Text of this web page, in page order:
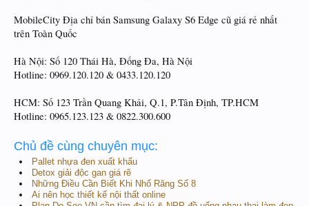
MobileCity Địa chỉ bán Samsung Galaxy S6 Edge cũ giá rẻ nhất
trên Toàn Quốc
Hà Nội: Số 120 Thái Hà, Đống Đa, Hà Nội
Hotline: 0969.120.120 & 0433.120.120
HCM: Số 123 Trần Quang Khải, Q.1, P.Tân Định, TP.HCM
Hotline: 0965.123.123 & 0822.300.600
Chủ đề cùng chuyên mục:
Pallet nhựa đen xuất khẩu
Detox giải độc gan giá rẽ
Những Điều Cần Biết Khi Nhổ Răng Số 8
Ai nên học thiết kế nội thất online